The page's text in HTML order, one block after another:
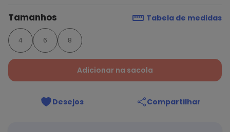
Tamanhos Tabela de medidas
4 6 8
Adicionar na sacola
Desejos Compartilhar